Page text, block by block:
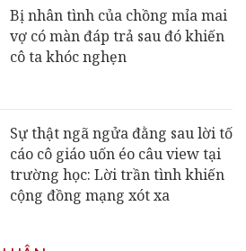
Bị nhân tình của chồng mỉa mai
vợ có màn đáp trả sau đó khiến
cô ta khóc nghẹn
Sự thật ngã ngửa đằng sau lời tố
cáo cô giáo uốn éo câu view tại
trường học: Lời trần tình khiến
cộng đồng mạng xót xa